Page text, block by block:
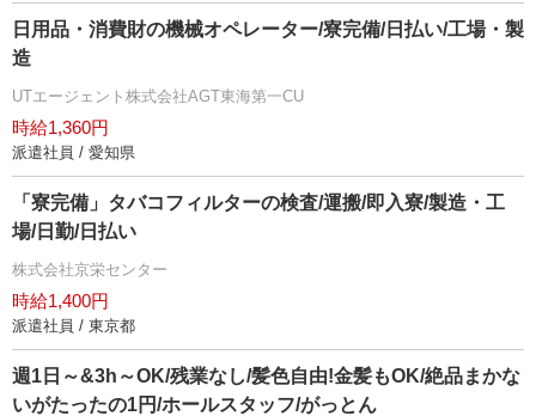
日用品・消費財の機械オペレーター/寮完備/日払い/工場・製
造
UTエージェント株式会社AGT東海第一CU
時給1,360円
派遣社員 / 愛知県
「寮完備」タバコフィルターの検査/運搬/即入寮/製造・工
場/日勤/日払い
株式会社京栄センター
時給1,400円
派遣社員 / 東京都
週1日～&3h～OK/残業なし/髪色自由!金髪もOK/絶品まかな
いがたったの1円/ホールスタッフ/がっとん